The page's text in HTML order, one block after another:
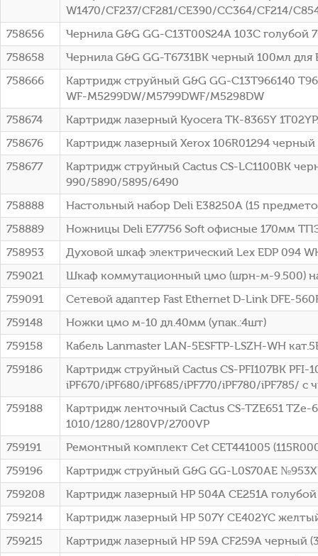
W1470/CF237/CF281/CE390/CC364/CF214/
758656
Чернила G&G GG-C13T00S24A 103C голубой
758658
Чернила G&G GG-T6731BK черный 100мл для
758666
Картридж струйный G&G GG-C13T966140
WF-M5299DW/M5799DWF/M5298DW
758674
Картридж лазерный Kyocera TK-8365Y
758676
Картридж лазерный Xerox 106R01294 черный
758677
Картридж струйный Cactus CS-LC1100BK
990/5890/5895/6490
758888
Настольный набор Deli E38250A (15
758889
Ножницы Deli E77756 Soft офисные 170мм
758953
Духовой шкаф электрический Lex EDP 094
759021
Шкаф коммутационный цмо (шрн-м-9.500)
759091
Сетевой адаптер Fast Ethernet D-Link DFE-
759148
Ножки цмо м-10 дл.40мм (упак.:4шт)
759158
Кабель Lanmaster LAN-5ESFTP-LSZH-WH
759186
Картридж струйный Cactus CS-PFI107BK PFI-
iPF670/iPF680/iPF685/iPF770/iPF780/iPF785/ с
759188
Картридж ленточный Cactus CS-TZE651
1010/1280/1280VP/2700VP
759191
Ремонтный комплект Cet CET441005
759196
Картридж струйный G&G GG-L0S70AE
759208
Картридж лазерный HP 504A CE251A
759214
Картридж лазерный HP 507Y CE402YC
759215
Картридж лазерный HP 59A CF259A черный